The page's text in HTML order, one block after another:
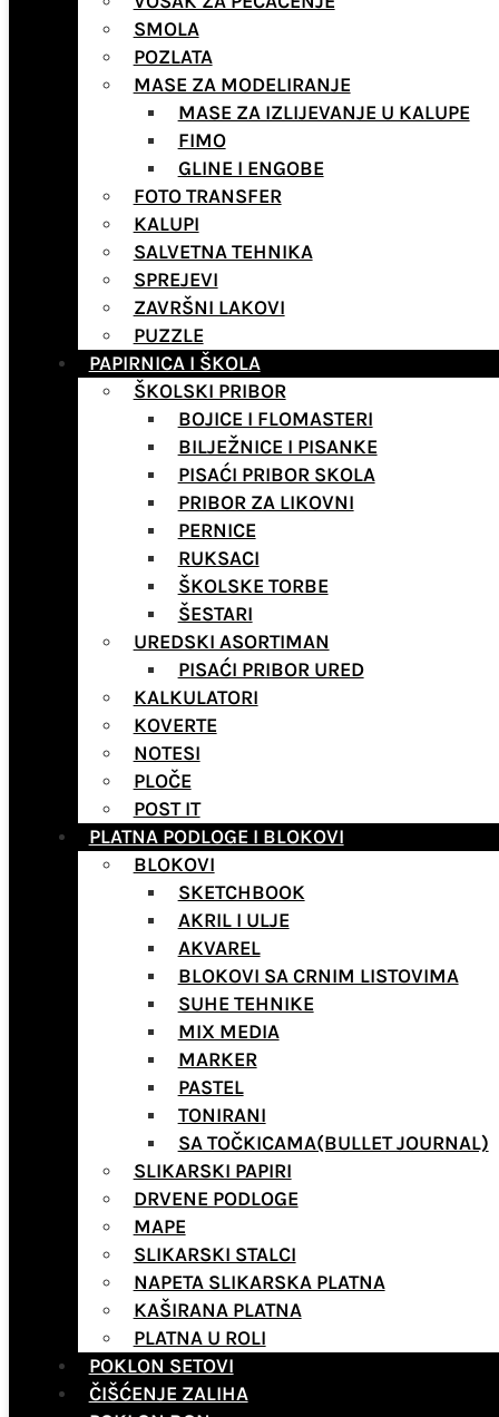
SMOLA
POZLATA
MASE ZA MODELIRANJE
MASE ZA IZLIJEVANJE U KALUPE
FIMO
GLINE I ENGOBE
FOTO TRANSFER
KALUPI
SALVETNA TEHNIKA
SPREJEVI
ZAVRŠNI LAKOVI
PUZZLE
PAPIRNICA I ŠKOLA
ŠKOLSKI PRIBOR
BOJICE I FLOMASTERI
BILJEŽNICE I PISANKE
PISAĆI PRIBOR SKOLA
PRIBOR ZA LIKOVNI
PERNICE
RUKSACI
ŠKOLSKE TORBE
ŠESTARI
UREDSKI ASORTIMAN
PISAĆI PRIBOR URED
KALKULATORI
KOVERTE
NOTESI
PLOČE
POST IT
PLATNA PODLOGE I BLOKOVI
BLOKOVI
SKETCHBOOK
AKRIL I ULJE
AKVAREL
BLOKOVI SA CRNIM LISTOVIMA
SUHE TEHNIKE
MIX MEDIA
MARKER
PASTEL
TONIRANI
SA TOČKICAMA(BULLET JOURNAL)
SLIKARSKI PAPIRI
DRVENE PODLOGE
MAPE
SLIKARSKI STALCI
NAPETA SLIKARSKA PLATNA
KAŠIRANA PLATNA
PLATNA U ROLI
POKLON SETOVI
ČIŠĆENJE ZALIHA